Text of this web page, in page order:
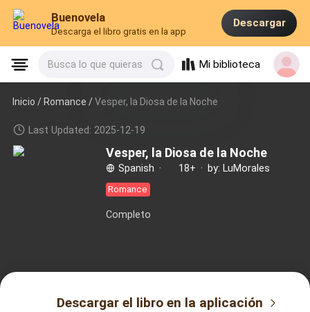
Buenovela
Descarga el libro gratis en la app
Descargar
Busca lo que quieras Mi biblioteca
Inicio /Romance /Vesper, la Diosa de la Noche
Last Updated: 2025-12-19
Vesper, la Diosa de la Noche
Spanish · 18+ · by: LuMorales
Romance
Completo
Descargar el libro en la aplicación